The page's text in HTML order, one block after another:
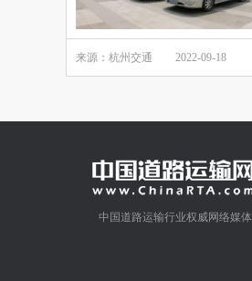
来源：杭州交通 2022-09-18
中国道路运输行业权威网络媒体